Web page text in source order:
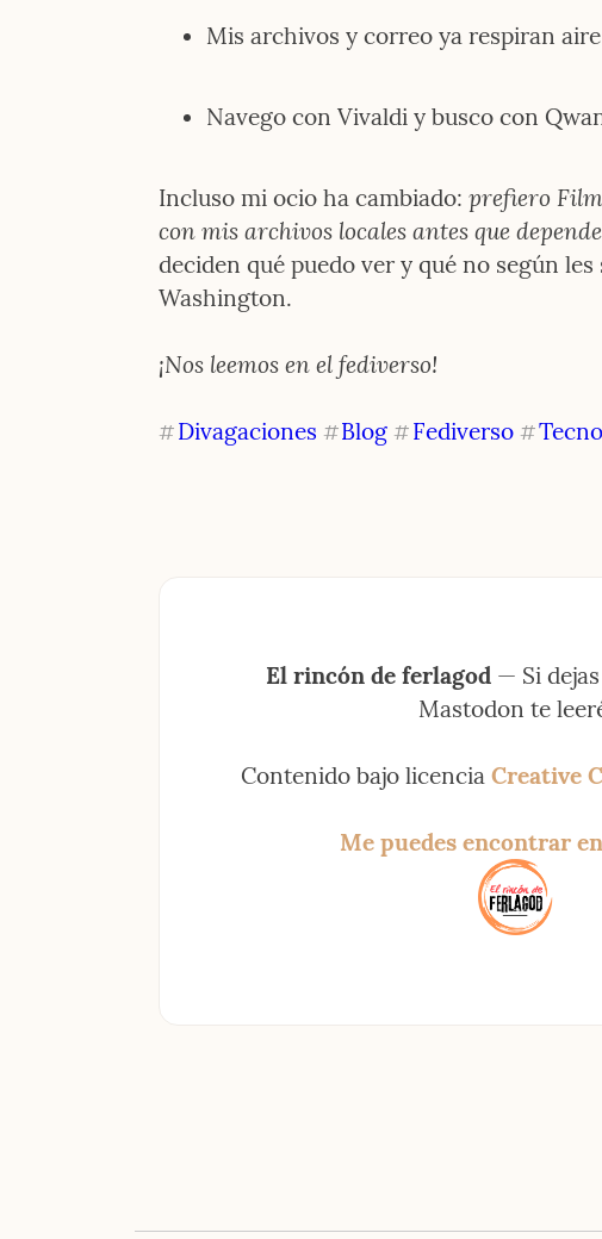
Mis archivos y correo ya respiran
Navego con Vivaldi y busco con
Incluso mi ocio ha cambiado: prefiero
con mis archivos locales antes que
deciden qué puedo ver y qué no según
Washington.
¡Nos leemos en el fediverso!
#Divagaciones #Blog #Fediverso #
El rincón de ferlagod — Si
Mastodon te
Contenido bajo licencia Creative
Me puedes encontrar